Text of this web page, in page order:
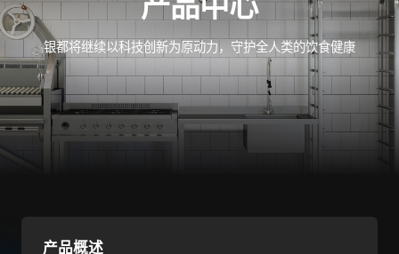
产品中心
银都将继续以科技创新为原动力，守护全人类的饮食健康
产品概述